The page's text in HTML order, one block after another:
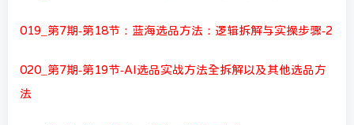
019_第7期-第18节：蓝海选品方法：逻辑拆解与实操步骤-2
020_第7期-第19节-AI选品实战方法全拆解以及其他选品方
法